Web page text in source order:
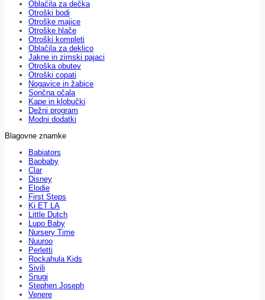
Oblačila za dečka
Otroški bodi
Otroške majice
Otroške hlače
Otroški kompleti
Oblačila za deklico
Jakne in zimski pajaci
Otroška obutev
Otroški copati
Nogavice in žabice
Sončna očala
Kape in klobučki
Dežni program
Modni dodatki
Blagovne znamke
Babiators
Baobaby
Clar
Disney
Elodie
First Steps
Ki ET LA
Little Dutch
Lupo Baby
Nursery Time
Nuuroo
Perletti
Rockahula Kids
Sivili
Snugi
Stephen Joseph
Venere